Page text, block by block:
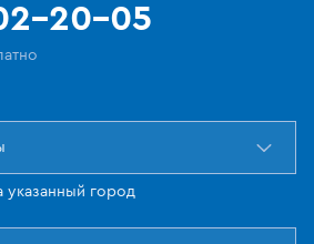
20-05
указанный город